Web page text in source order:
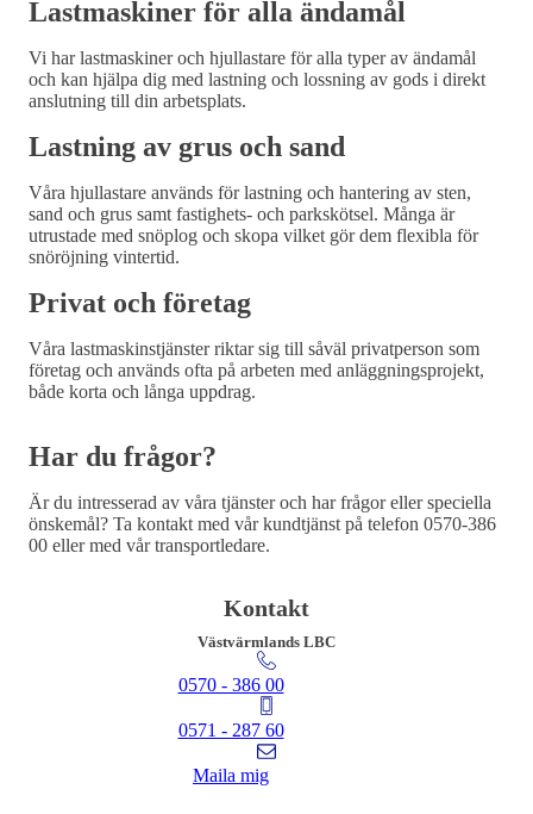
Lastmaskiner för alla ändamål
Vi har lastmaskiner och hjullastare för alla typer av ändamål
och kan hjälpa dig med lastning och lossning av gods i direkt
anslutning till din arbetsplats.
Lastning av grus och sand
Våra hjullastare används för lastning och hantering av sten,
sand och grus samt fastighets- och parkskötsel. Många är
utrustade med snöplog och skopa vilket gör dem flexibla för
snöröjning vintertid.
Privat och företag
Våra lastmaskinstjänster riktar sig till såväl privatperson som
företag och används ofta på arbeten med anläggningsprojekt,
både korta och långa uppdrag.
Har du frågor?
Är du intresserad av våra tjänster och har frågor eller speciella
önskemål? Ta kontakt med vår kundtjänst på telefon 0570-386
00 eller med vår transportledare.
Kontakt
Västvärmlands LBC
0570 - 386 00
0571 - 287 60
Maila mig